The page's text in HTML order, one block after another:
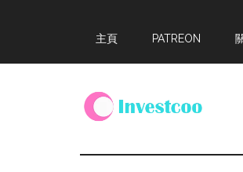
main
primary
footer
主頁 PATREON
個